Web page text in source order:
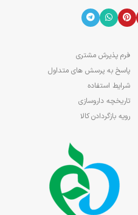
فرم پذیرش مشتری
پاسخ به پرسش های متداول
شرایط استفاده
تاریخچه داروسازی
رویه بازگردادن کالا